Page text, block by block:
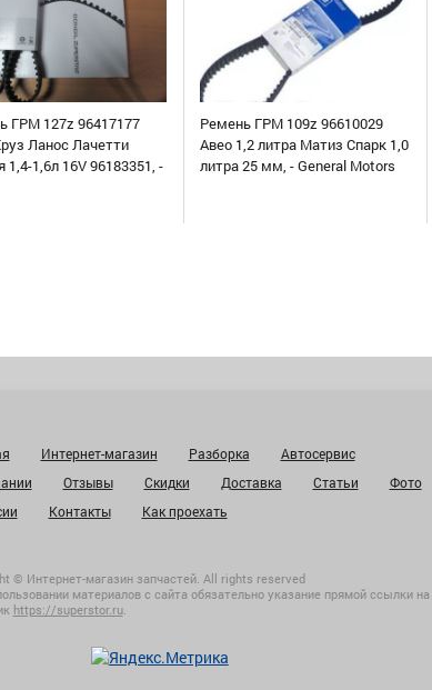
ГРМ 127z 96417177
Ланос Лачетти
1,4-1,6л 16V 96183351, -
Ремень ГРМ 109z 96610029
Авео 1,2 литра Матиз Спарк 1,0
литра 25 мм, - General Motors
Интернет-магазин Разборка
Автосервис
Отзывы Скидки Доставка Статьи
Фото
Контакты Как проехать
© Интернет-магазин запчастей. All rights reserved
материалов с сайта обязательно указание прямой ссылки на
https://superstor.ru.